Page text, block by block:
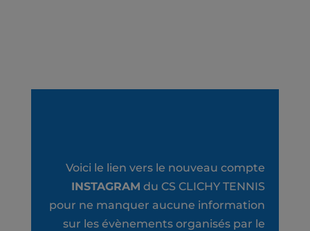
Voici le lien vers le nouveau compte
INSTAGRAM du CS CLICHY TENNIS
pour ne manquer aucune information
sur les évènements organisés par le